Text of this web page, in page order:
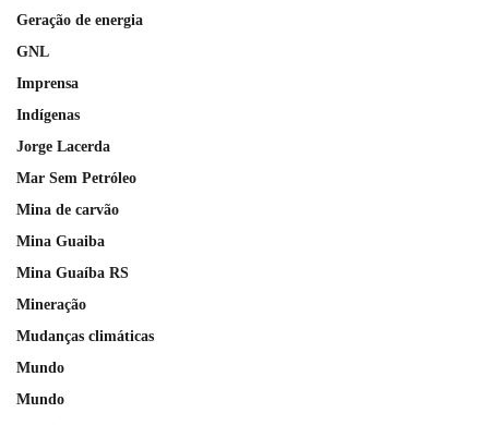
Geração de energia
GNL
Imprensa
Indígenas
Jorge Lacerda
Mar Sem Petróleo
Mina de carvão
Mina Guaiba
Mina Guaíba RS
Mineração
Mudanças climáticas
Mundo
Mundo